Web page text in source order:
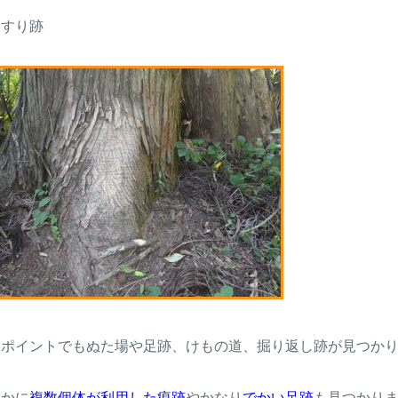
り跡
イントでもぬた場や足跡、けもの道、掘り返し跡が見つかり